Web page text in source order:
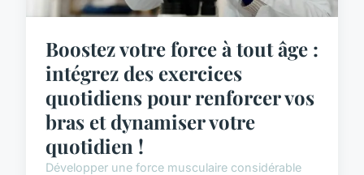
Boostez votre force à tout âge :
intégrez des exercices
quotidiens pour renforcer vos
bras et dynamiser votre
quotidien !
Développer une force musculaire considérable